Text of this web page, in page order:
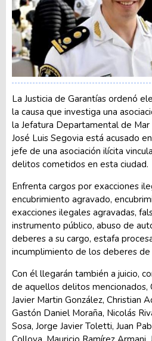
La Justicia de Garantías ordenó
la causa que investiga una
la Jefatura Departamental de
José Luis Segovia está acusado
jefe de una asociación ilícita
delitos cometidos en esta ciudad.
Enfrenta cargos por exacciones
encubrimiento agravado,
exacciones ilegales agravadas,
instrumento público, abuso de
deberes a su cargo, estafa
incumplimiento de los deberes de
Con él llegarán también a juicio,
de aquellos delitos mencionados,
Javier Martin González, Christian
Gastón Daniel Moraña, Nicolás
Sosa, Jorge Javier Toletti, Juan